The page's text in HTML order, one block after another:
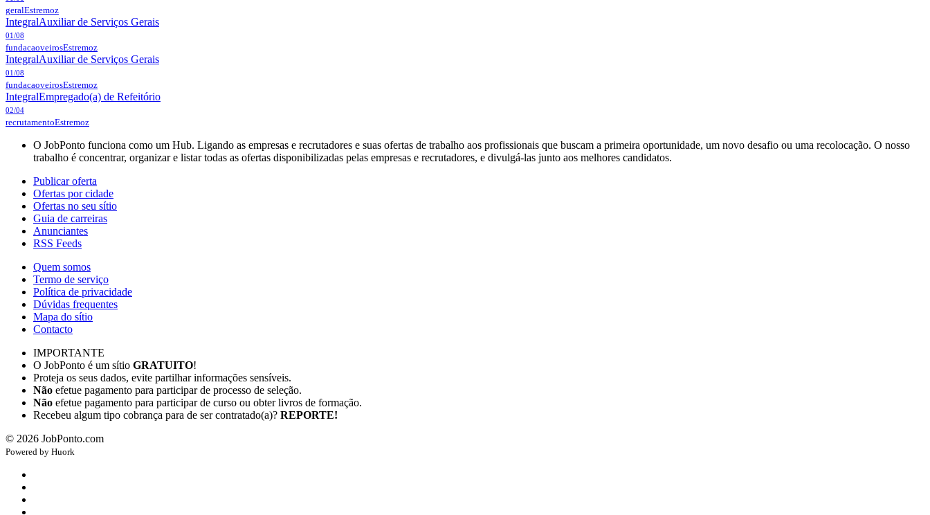
geralEstremoz
IntegralAuxiliar de Serviços Gerais
01/08
fundacaoveirosEstremoz
IntegralAuxiliar de Serviços Gerais
01/08
fundacaoveirosEstremoz
IntegralEmpregado(a) de Refeitório
02/04
recrutamentoEstremoz
O JobPonto funciona como um Hub. Ligando as empresas e recrutadores e suas ofertas de trabalho aos profissionais que buscam a primeira oportunidade, um novo desafio ou uma recolocação. O nosso
trabalho é concentrar, organizar e listar todas as ofertas disponibilizadas pelas empresas e recrutadores, e divulgá-las junto aos melhores candidatos.
Publicar oferta
Ofertas por cidade
Ofertas no seu sítio
Guia de carreiras
Anunciantes
RSS Feeds
Quem somos
Termo de serviço
Política de privacidade
Dúvidas frequentes
Mapa do sítio
Contacto
IMPORTANTE
O JobPonto é um sítio GRATUITO!
Proteja os seus dados, evite partilhar informações sensíveis.
Não efetue pagamento para participar de processo de seleção.
Não efetue pagamento para participar de curso ou obter livros de formação.
Recebeu algum tipo cobrança para de ser contratado(a)? REPORTE!
© 2026 JobPonto.com
Powered by Huork